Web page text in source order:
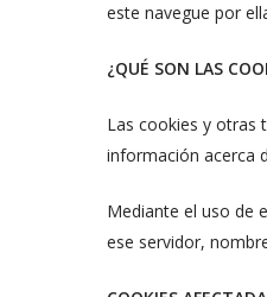
este navegue por
¿QUÉ SON LAS
Las cookies y otras
información acerca
Mediante el uso de
ese servidor,